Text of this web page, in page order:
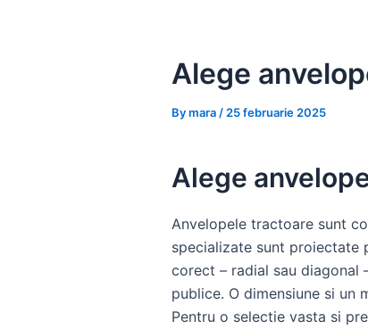
Alege
Bymara / 25 februarie 2025
Alege
Anvelopele tractoare sunt
specializate sunt proiectate
corect – radial sau diagonal
publice. O dimensiune si
Pentru o selectie vasta si